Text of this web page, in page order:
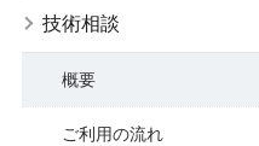
技術相談
概要
ご利用の流れ